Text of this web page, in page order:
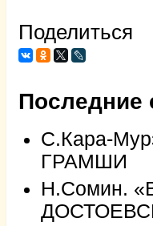
Поделиться
Последние
С.Кара-
ГРАМШИ
Н.Сомин.